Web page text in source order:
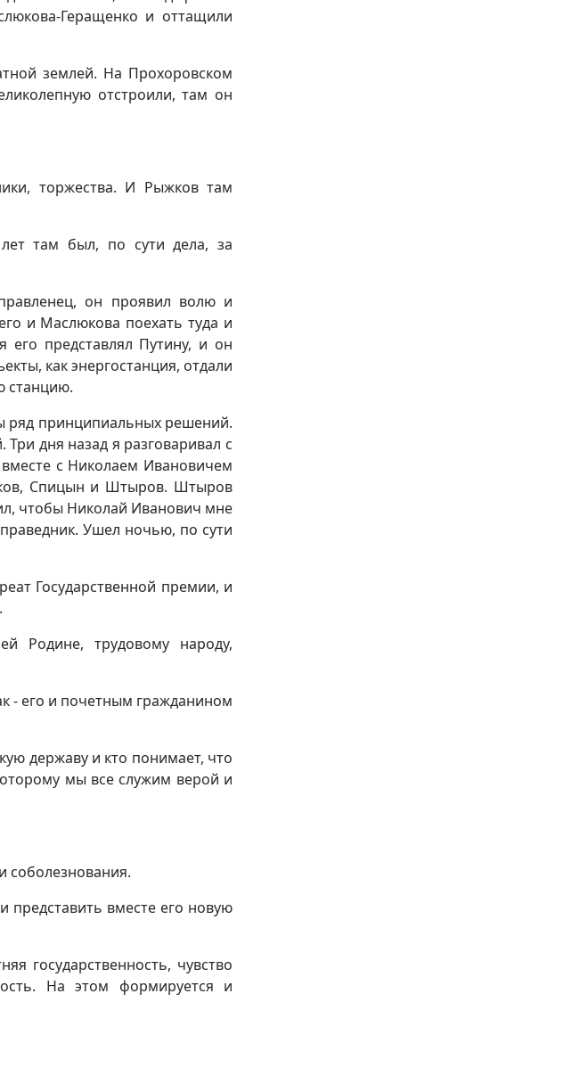
Геращенко и оттащили
землей. На Прохоровском
отстроили, там он
торжества. И Рыжков там
там был, по сути дела, за
он проявил волю и
и Маслюкова поехать туда и
его представлял Путину, и он
как энергостанция, отдали
станцию.
ряд принципиальных решений.
дня назад я разговаривал с
с Николаем Ивановичем
Спицын и Штыров. Штыров
чтобы Николай Иванович мне
Ушел ночью, по сути
Государственной премии, и
Родине, трудовому народу,
- его и почетным гражданином
державу и кто понимает, что
мы все служим верой и
соболезнования.
вместе его новую
государственность, чувство
На этом формируется и